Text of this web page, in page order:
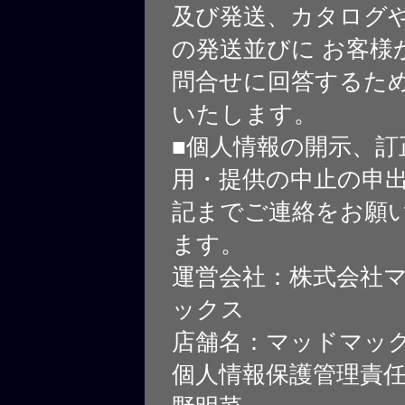
及び発送、カタログ
の発送並びに お客様
問合せに回答するた
いたします。
■個人情報の開示、
用・提供の中止の申
記までご連絡をお願
ます。
運営会社：株式会社
ックス
店舗名：マッドマッ
個人情報保護管理責